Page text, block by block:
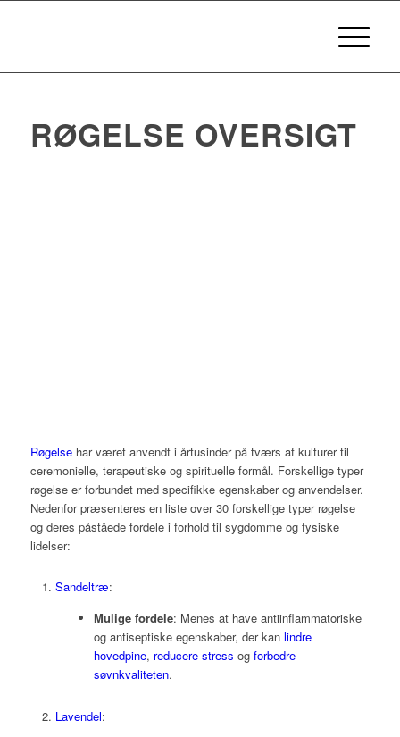
RØGELSE OVERSIGT
Røgelsehar været anvendt i årtusinder på tværs af kulturer til
ceremonielle, terapeutiske og spirituelle formål. Forskellige typer
røgelse er forbundet med specifikke egenskaber og anvendelser.
Nedenfor præsenteres en liste over 30 forskellige typer røgelse
og deres påståede fordele i forhold til sygdomme og fysiske
lidelser:
Sandeltræ:
Mulige fordele: Menes at have antiinflammatoriske
og antiseptiske egenskaber, der kan lindre
hovedpine, reducere stress og forbedre
søvnkvaliteten.
Lavendel: